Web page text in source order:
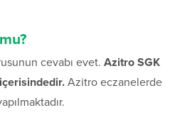
cevabı evet. Azitro SGK
Azitro eczanelerde